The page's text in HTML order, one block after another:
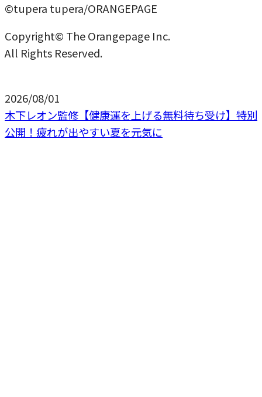
©tupera tupera/ORANGEPAGE
Copyright© The Orangepage Inc.
All Rights Reserved.
2026/08/01
木下レオン監修【健康運を上げる無料待ち受け】特別
公開！疲れが出やすい夏を元気に